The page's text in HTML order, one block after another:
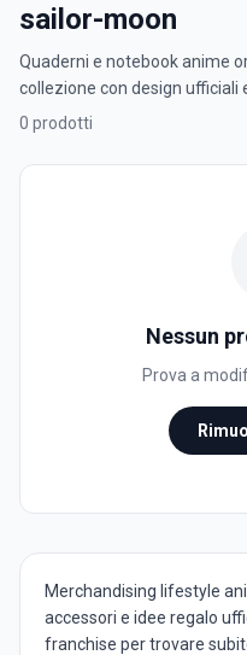
sailor-moon
Quaderni e notebook anime
collezione con design ufficiali
0 prodotti
Nessun
Prova a
Merchandising lifestyle
accessori e idee regalo
franchise per trovare